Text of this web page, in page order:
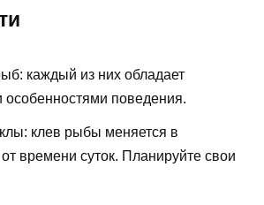
каждый из них обладает
особенностями поведения.
клев рыбы меняется в
времени суток. Планируйте свои